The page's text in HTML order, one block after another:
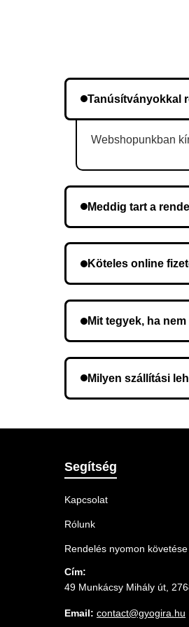
Tanúsítványokkal
Webshopunkban
Meddig tart a
Köteles online
Mit tegyek, ha
Milyen szállítási
Segítség
Kapcsolat
Rólunk
Rendelés nyomon követése
Cím:
49 Munkácsy Mihály út,
Email: contact@gyogira.hu